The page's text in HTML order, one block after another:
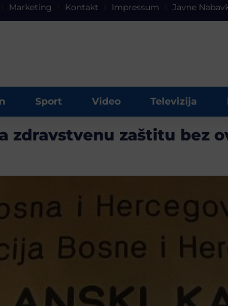
Marketing Kontakt Impressum Javne
Sport Video Televizija
zdravstvenu zaštitu bez